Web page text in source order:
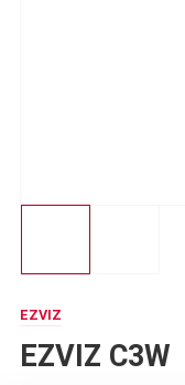
EZVIZ
EZVIZ C3W